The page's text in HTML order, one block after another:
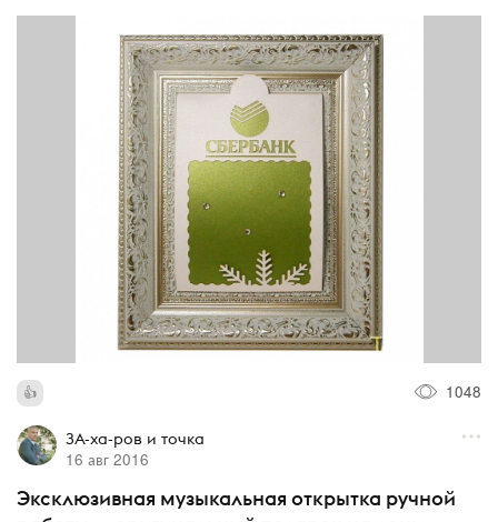
1048
ЗА-ха-ров и точка
16 авг 2016
Эксклюзивная музыкальная открытка ручной